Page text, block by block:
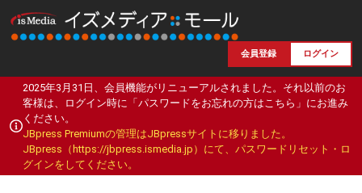
会員登録 ログイン
2025年3月31日、会員機能がリニューアルされました。それ以前のお
客様は、ログイン時に「パスワードをお忘れの方はこちら」にお進み
ください。
JBpress Premiumの管理はJBpressサイトに移りました。
JBpress（https://jbpress.ismedia.jp）にて、パスワードリセット・ロ
グインをしてください。